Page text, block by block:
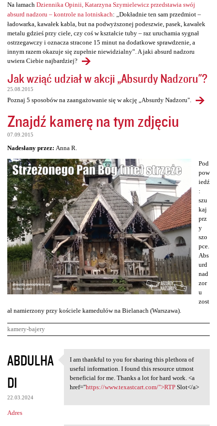
Na łamach Dziennika Opinii, Katarzyna Szymielewicz przedstawia swój
absurd nadzoru – kontrole na lotniskach: „Dokładnie ten sam przedmiot –
ładowarka, kawałek kabla, but na podwyższonej podeszwie, pasek, kawałek
metalu gdzieś przy ciele, czy coś w kształcie tuby – raz uruchamia sygnał
ostrzegawczy i oznacza stracone 15 minut na dodatkowe sprawdzenie, a
innym razem okazuje się zupełnie niewidzialny”. A jaki absurd nadzoru
uwiera Ciebie najbardziej?
Jak wziąć udział w akcji „Absurdy Nadzoru"?
25.08.2015
Poznaj 5 sposobów na zaangażowanie się w akcję „Absurdy Nadzoru".
Znajdź kamerę na tym zdjęciu
07.09.2015
Nadesłany przez: Anna R.
Pod
pow
iedź
:
szu
kaj
prz
y
szo
pce.
Abs
urd
nad
zor
u
zost
ał namierzony przy kościele kamedułów na Bielanach (Warszawa).
kamery-bajery
K
o
m
e
n
ABDULHA
DI
22.03.2024
Adres
I am thankful to you for
I am thankful to you for sharing this plethora of
useful information. I found this resource utmost
beneficial for me. Thanks a lot for hard work. <a
href="https://www.texastcart.com/">RTPSlot</a>